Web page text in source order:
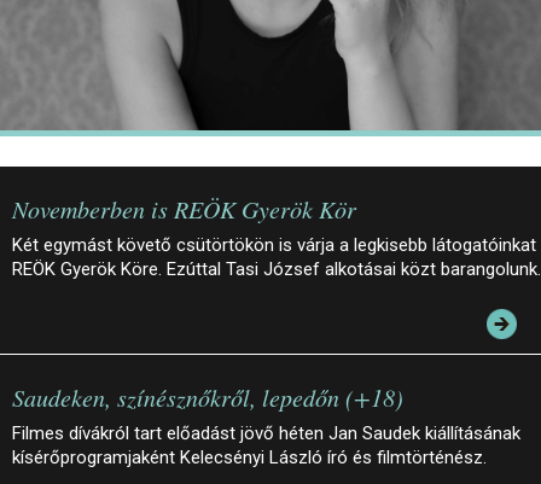
Novemberben is REÖK Gyerök Kör
Két egymást követő csütörtökön is várja a legkisebb látogatóinkat
REÖK Gyerök Köre. Ezúttal Tasi József alkotásai közt barangolunk.
Saudeken, színésznőkről, lepedőn (+18)
Filmes dívákról tart előadást jövő héten Jan Saudek kiállításának
kísérőprogramjaként Kelecsényi László író és filmtörténész.